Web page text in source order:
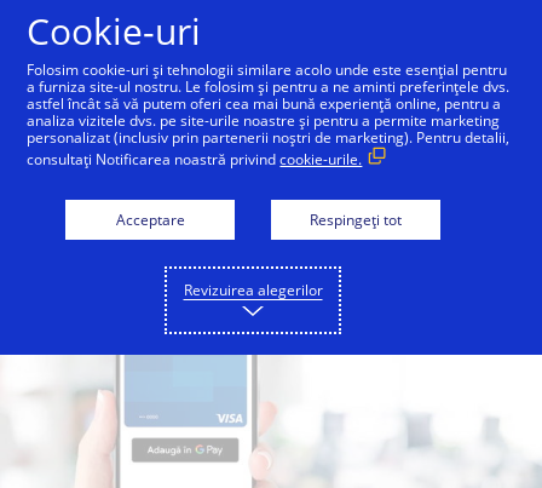
Pentru emitenți Pentru comercianți
Cookie-uri
Folosim cookie-uri și tehnologii similare acolo unde este esențial pentru
a furniza site-ul nostru. Le folosim și pentru a ne aminti preferințele dvs.
astfel încât să vă putem oferi cea mai bună experiență online, pentru a
analiza vizitele dvs. pe site-urile noastre și pentru a permite marketing
personalizat (inclusiv prin partenerii noștri de marketing). Pentru detalii,
consultați Notificarea noastră privindcookie-urile.
Acceptare Respingeți tot
Revizuirea alegerilor